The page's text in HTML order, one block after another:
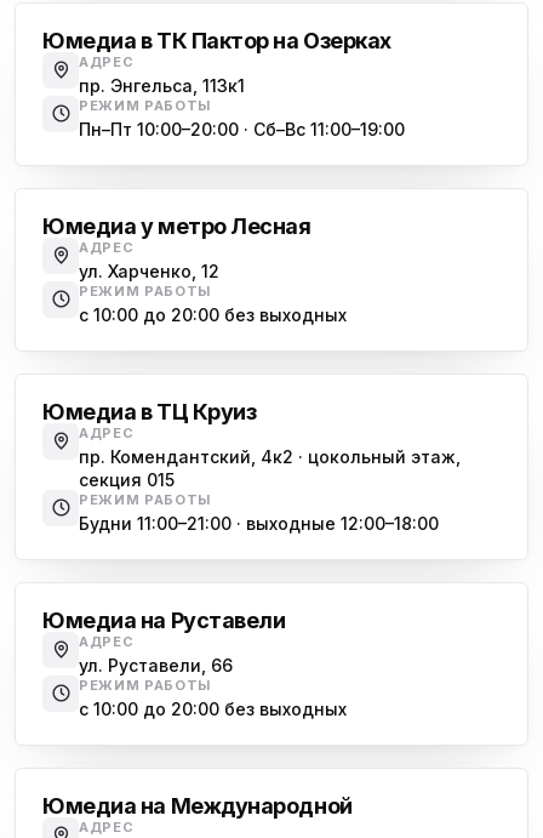
Юмедиа в ТК Пактор на Озерках
АДРЕС
пр. Энгельса, 113к1
РЕЖИМ РАБОТЫ
Пн–Пт 10:00–20:00 · Сб–Вс 11:00–19:00
Юмедиа у метро Лесная
АДРЕС
ул. Харченко, 12
РЕЖИМ РАБОТЫ
с 10:00 до 20:00 без выходных
Юмедиа в ТЦ Круиз
АДРЕС
пр. Комендантский, 4к2 · цокольный этаж,
секция 015
РЕЖИМ РАБОТЫ
Будни 11:00–21:00 · выходные 12:00–18:00
Юмедиа на Руставели
АДРЕС
ул. Руставели, 66
РЕЖИМ РАБОТЫ
с 10:00 до 20:00 без выходных
Юмедиа на Международной
АДРЕС